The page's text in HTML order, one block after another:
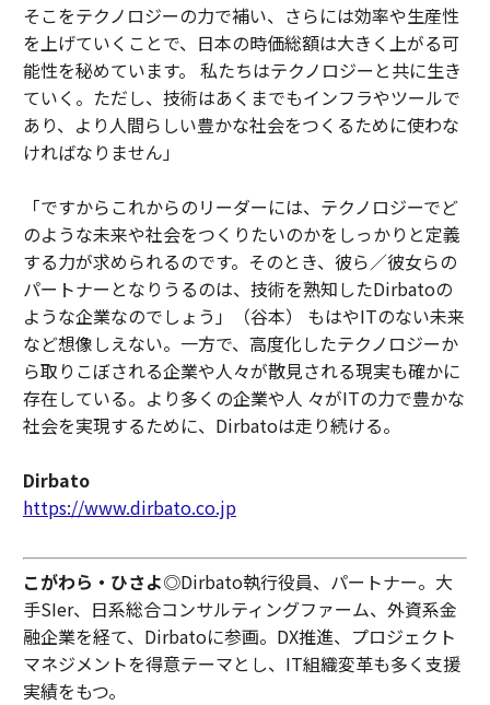
そこをテクノロジーの力で補い、さらには効率や生産性
を上げていくことで、日本の時価総額は大きく上がる可
能性を秘めています。 私たちはテクノロジーと共に生き
ていく。ただし、技術はあくまでもインフラやツールで
あり、より人間らしい豊かな社会をつくるために使わな
ければなりません」
「ですからこれからのリーダーには、テクノロジーでど
のような未来や社会をつくりたいのかをしっかりと定義
する力が求められるのです。そのとき、彼ら／彼女らの
パートナーとなりうるのは、技術を熟知したDirbatoの
ような企業なのでしょう」（谷本） もはやITのない未来
など想像しえない。一方で、高度化したテクノロジーか
ら取りこぼされる企業や人々が散見される現実も確かに
存在している。より多くの企業や人 々がITの力で豊かな
社会を実現するために、Dirbatoは走り続ける。
Dirbato
https://www.dirbato.co.jp
こがわら・ひさよ◎Dirbato執行役員、パートナー。大
手SIer、日系総合コンサルティングファーム、外資系金
融企業を経て、Dirbatoに参画。DX推進、プロジェクト
マネジメントを得意テーマとし、IT組織変革も多く支援
実績をもつ。